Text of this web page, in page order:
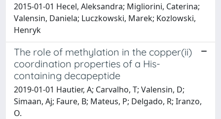
2015-01-01 Hecel, Aleksandra; Migliorini, Caterina;
Valensin, Daniela; Luczkowski, Marek; Kozlowski,
Henryk
The role of methylation in the copper(ii)
coordination properties of a His-
containing decapeptide
2019-01-01 Hautier, A; Carvalho, T; Valensin, D;
Simaan, Aj; Faure, B; Mateus, P; Delgado, R; Iranzo,
O.